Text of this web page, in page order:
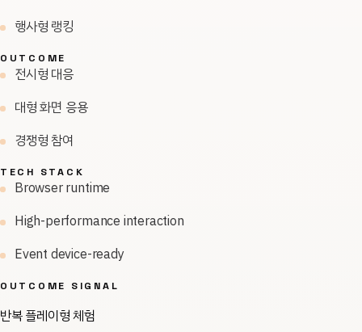
행사형 랭킹
OUTCOME
전시형 대응
대형 화면 응용
경쟁형 참여
TECH STACK
Browser runtime
High-performance interaction
Event device-ready
OUTCOME SIGNAL
반복 플레이형 체험